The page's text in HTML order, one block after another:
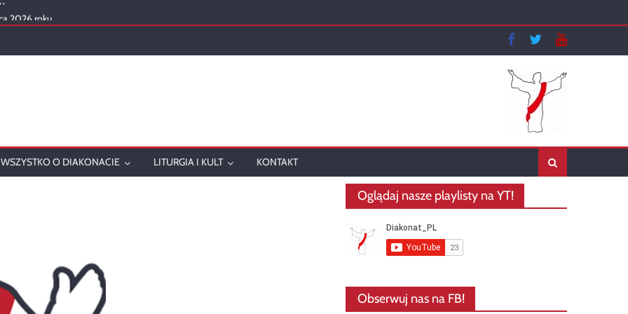
2026 roku
w 2025 roku
WSZYSTKO O DIAKONACIE LITURGIA I KULT KONTAKT
Oglądaj nasze playlisty na YT!
Obserwuj nas na FB!